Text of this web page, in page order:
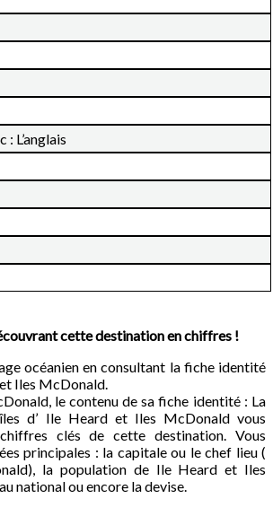
: L’anglais
cette destination en chiffres !
océanien en consultant la fiche identité
Iles McDonald.
le contenu de sa fiche identité : La
d’ Ile Heard et Iles McDonald vous
clés de cette destination. Vous
principales : la capitale ou le chef lieu (
la population de Ile Heard et Iles
national ou encore la devise.